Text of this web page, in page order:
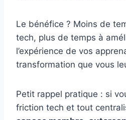
Le bénéfice ? Moins de
tech, plus de temps à
l’expérience de vos
transformation que vous
Petit rappel pratique : si
friction tech et tout